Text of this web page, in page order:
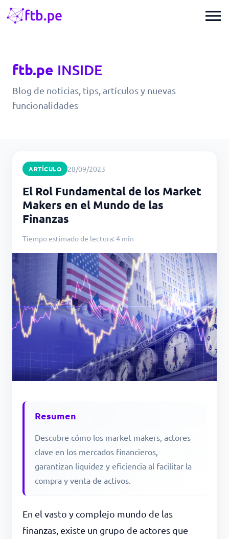
menu
ftb.pe INSIDE
Blog de noticias, tips, artículos y nuevas
funcionalidades
ARTÍCULO 28/09/2023
El Rol Fundamental de los Market
Makers en el Mundo de las
Finanzas
Tiempo estimado de lectura: 4 min
Resumen
Descubre cómo los market makers, actores
clave en los mercados financieros,
garantizan liquidez y eficiencia al facilitar la
compra y venta de activos.
En el vasto y complejo mundo de las
finanzas, existe un grupo de actores que